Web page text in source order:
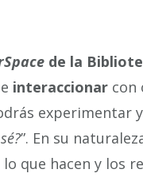
de la
e interaccionar con
experimentar
”. En su
que hacen y los